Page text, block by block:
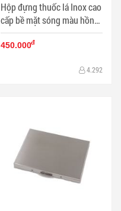
Hộp đựng thuốc lá Inox cao
cấp bề mặt sóng màu hồng
nhẹ - Mã SP: BL09768
450.000đ
4.292